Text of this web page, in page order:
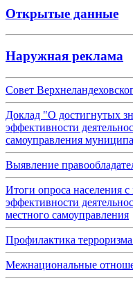
Открытые данные
Наружная реклама
Совет
Доклад "О достигнутых
эффективности
самоуправления
Выявление
Итоги опроса населения
эффективности
местного самоуправления
Профилактика
Межнациональные